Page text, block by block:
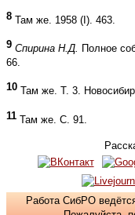
8 Там же. 1958 (I). 463.
9 Спирина Н.Д. Полное
66.
10 Там же. Т. 3.
11 Там же. С. 91.
Работа СибРО